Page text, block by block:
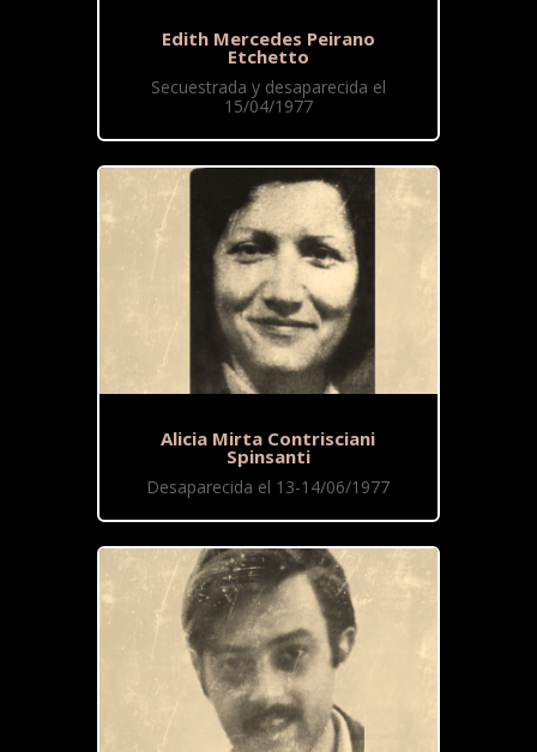
Edith Mercedes Peirano
Etchetto
Secuestrada y desaparecida el
15/04/1977
Alicia Mirta Contrisciani
Spinsanti
Desaparecida el 13-14/06/1977